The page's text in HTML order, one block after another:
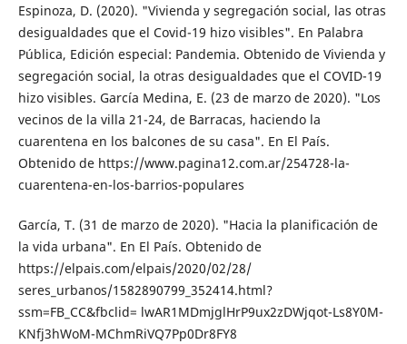
Espinoza, D. (2020). "Vivienda y segregación social, las otras
desigualdades que el Co­vid-19 hizo visibles". En Palabra
Pública, Edición especial: Pandemia. Obtenido de Vivienda y
segregación social, la otras des­igualdades que el COVID-19
hizo visibles. García Medina, E. (23 de marzo de 2020). "Los
vecinos de la villa 21-24, de Barracas, ha­ciendo la
cuarentena en los balcones de su casa". En El País.
Obtenido de https://www.pagina12.com.ar/254728-la-
cuaren­tena-en-los-barrios-populares
García, T. (31 de marzo de 2020). "Hacia la plani­ficación de
la vida urbana". En El País. Obteni­do de
https://elpais.com/elpais/2020/02/28/
seres_urbanos/1582890799_352414.html?
ssm=FB_CC&fbclid= lwAR1MDmjglHrP9ux2zDWjqot-Ls8Y0M-
KNfj3hWoM-MChmRiVQ7Pp0Dr8FY8